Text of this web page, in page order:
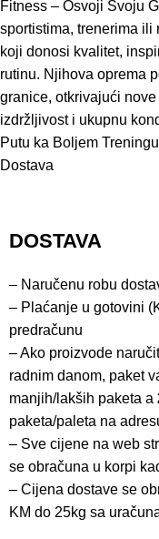
Fitness – Osvoji Svoju
sportistima, trenerima ili
koji donosi kvalitet,
rutinu. Njihova oprema
granice, otkrivajući
izdržljivost i ukupnu
Putu ka Boljem
Dostava
DOSTAVA
– Naručenu robu
– Plaćanje u gotovini
predračunu
– Ako proizvode
radnim danom, paket
manjih/lakših paketa a
paketa/paleta na
– Sve cijene na web
se obračuna u korpi
– Cijena dostave se
KM do 25kg sa